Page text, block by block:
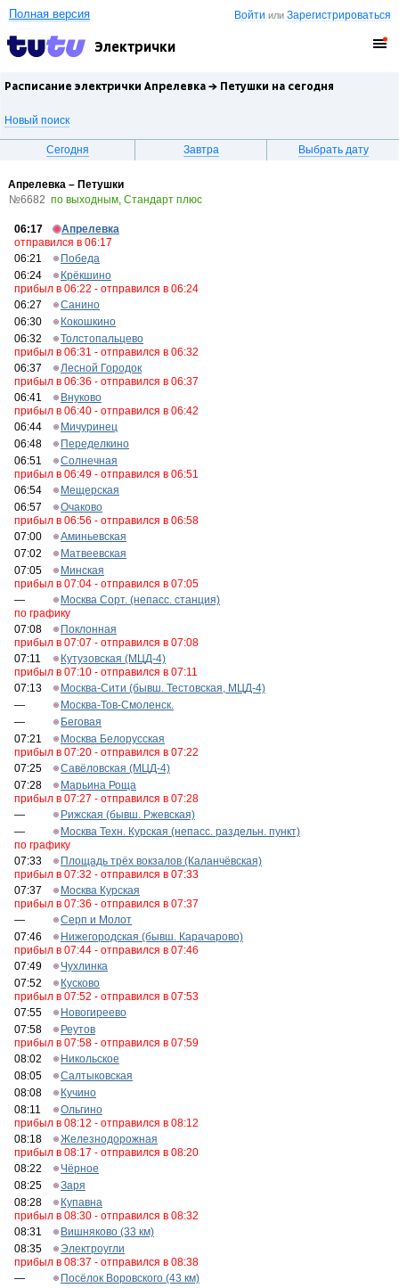
Войти илиЗарегистрироваться
Полная версия
Электрички
Расписание электрички Апрелевка → Петушки на сегодня
Новый поиск
Сегодня Завтра Выбрать дату
Апрелевка – Петушки
№6682 по выходным, Стандарт плюс
06:17
Апрелевка
отправился в 06:17
06:21
Победа
06:24
Крёкшино
прибыл в 06:22 - отправился в 06:24
06:27
Санино
06:30
Кокошкино
06:32
Толстопальцево
прибыл в 06:31 - отправился в 06:32
06:37
Лесной Городок
прибыл в 06:36 - отправился в 06:37
06:41
Внуково
прибыл в 06:40 - отправился в 06:42
06:44
Мичуринец
06:48
Переделкино
06:51
Солнечная
прибыл в 06:49 - отправился в 06:51
06:54
Мещерская
06:57
Очаково
прибыл в 06:56 - отправился в 06:58
07:00
Аминьевская
07:02
Матвеевская
07:05
Минская
прибыл в 07:04 - отправился в 07:05
—
Москва Сорт. (непасс. станция)
по графику
07:08
Поклонная
прибыл в 07:07 - отправился в 07:08
07:11
Кутузовская (МЦД-4)
прибыл в 07:10 - отправился в 07:11
07:13
Москва-Сити (бывш. Тестовская, МЦД-4)
—
Москва-Тов-Смоленск.
—
Беговая
07:21
Москва Белорусская
прибыл в 07:20 - отправился в 07:22
07:25
Савёловская (МЦД-4)
07:28
Марьина Роща
прибыл в 07:27 - отправился в 07:28
—
Рижская (бывш. Ржевская)
—
Москва Техн. Курская (непасс. раздельн. пункт)
по графику
07:33
Площадь трёх вокзалов (Каланчёвская)
прибыл в 07:32 - отправился в 07:33
07:37
Москва Курская
прибыл в 07:36 - отправился в 07:37
—
Серп и Молот
07:46
Нижегородская (бывш. Карачарово)
прибыл в 07:44 - отправился в 07:46
07:49
Чухлинка
07:52
Кусково
прибыл в 07:52 - отправился в 07:53
07:55
Новогиреево
07:58
Реутов
прибыл в 07:58 - отправился в 07:59
08:02
Никольское
08:05
Салтыковская
08:08
Кучино
08:11
Ольгино
прибыл в 08:12 - отправился в 08:12
08:18
Железнодорожная
прибыл в 08:17 - отправился в 08:20
08:22
Чёрное
08:25
Заря
08:28
Купавна
прибыл в 08:30 - отправился в 08:32
08:31
Вишняково (33 км)
08:35
Электроугли
прибыл в 08:37 - отправился в 08:38
—
Посёлок Воровского (43 км)